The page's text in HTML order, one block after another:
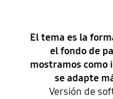
El tema es la
el fondo de
mostramos como
se adapte
Versión de